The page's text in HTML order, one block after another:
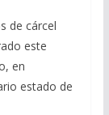
de cárcel
este
en
estado de